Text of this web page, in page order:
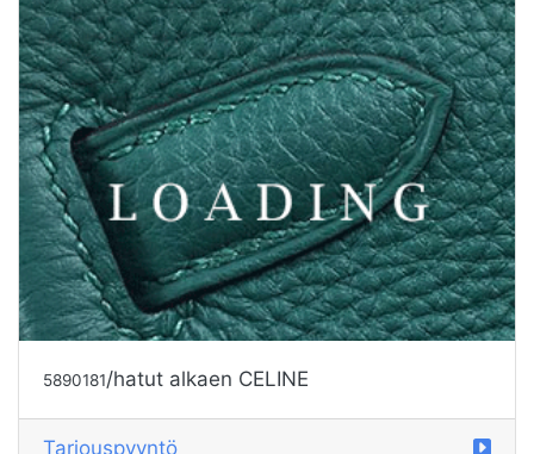
5890183 /hatut alkaen CELINE
Tarjouspyyntö